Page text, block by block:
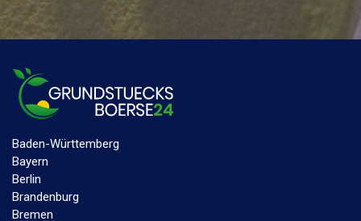
Baden-Württemberg
Bayern
Berlin
Brandenburg
Bremen